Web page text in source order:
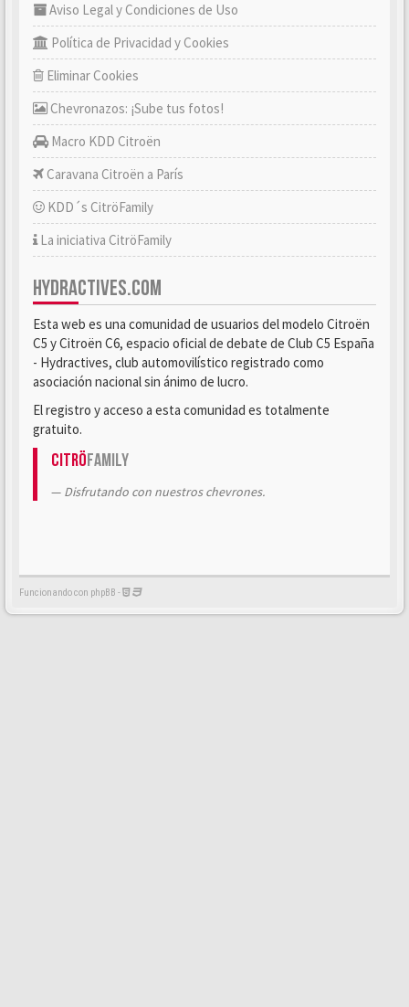
Aviso Legal y Condiciones de Uso
Política de Privacidad y Cookies
Eliminar Cookies
Chevronazos: ¡Sube tus fotos!
Macro KDD Citroën
Caravana Citroën a París
KDD´s CitröFamily
La iniciativa CitröFamily
HYDRACTIVES.COM
Esta web es una comunidad de usuarios del modelo Citroën
C5 y Citroën C6, espacio oficial de debate de Club C5 España
- Hydractives, club automovilístico registrado como
asociación nacional sin ánimo de lucro.
El registro y acceso a esta comunidad es totalmente
gratuito.
CitröFamily
Disfrutando con nuestros chevrones.
Funcionando con phpBB -